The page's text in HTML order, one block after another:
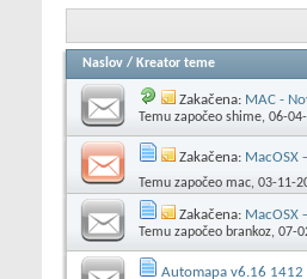
Naslov / Kreator teme
Zakačena: MAC -
Temu započeo shime, 06-
Zakačena: MacOSX
Temu započeo mac, 03-11-
Zakačena: MacOSX
Temu započeo brankoz, 07-
Automapa v6.16 1412